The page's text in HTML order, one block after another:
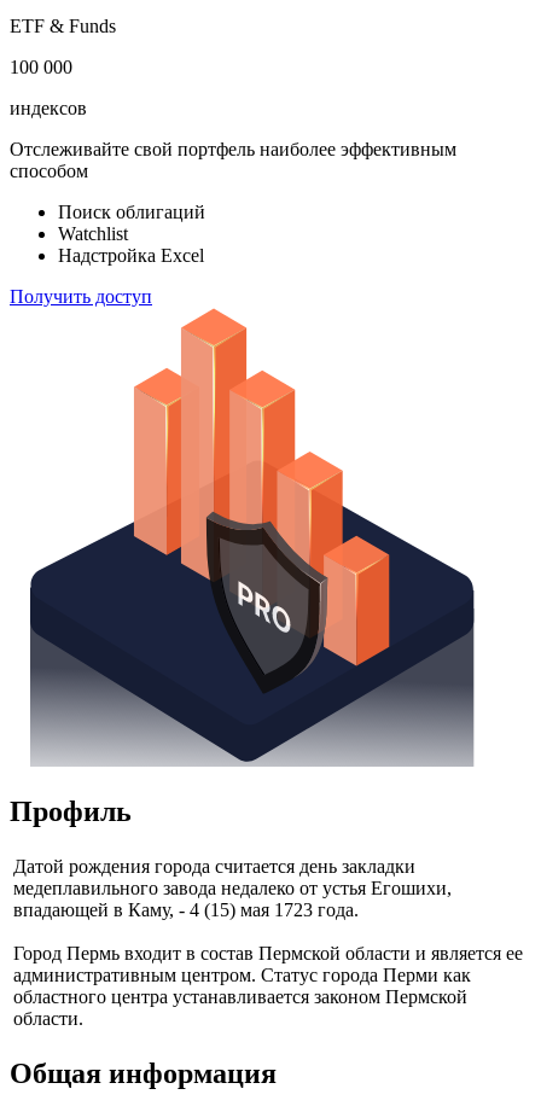
ETF & Funds
100 000
индексов
Отслеживайте свой портфель наиболее эффективным
способом
Поиск облигаций
Watchlist
Надстройка Excel
Получить доступ
Профиль
Датой рождения города считается день закладки
медеплавильного завода недалеко от устья Егошихи,
впадающей в Каму, - 4 (15) мая 1723 года.
Город Пермь входит в состав Пермской области и является ее
административным центром. Статус города Перми как
областного центра устанавливается законом Пермской
области.
Общая информация